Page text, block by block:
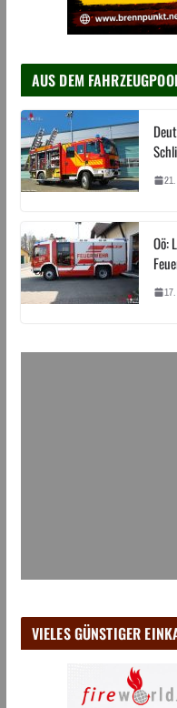
AUS DEM
Oö:
VIELES GÜNSTIGER